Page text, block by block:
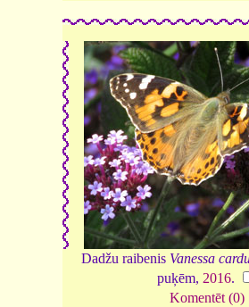
Dadžu raibenis Vanessa
puķēm, 2016.
Komentēt (0)